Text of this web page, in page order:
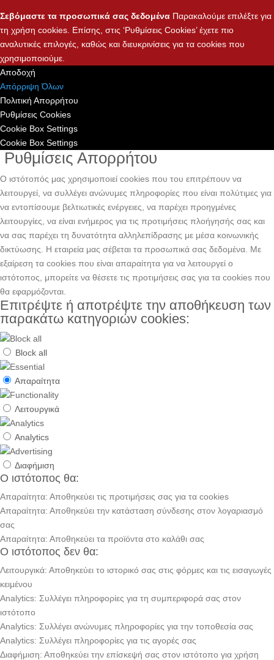
Σεβόμαστε τα προσωπικά σας δεδομένα Παρακαλούμε επιλέξτε για
τη χρήση cookies. Επίσης, στις ‘Ρυθμίσεις Cookies’ έχετε πιο
αναλυτικές επιλογές, καθώς και διευκρινίσεις για τα cookies που
χρησιμοποιούμε.
Αποδοχή
Απόρριψη Όλων
Πολιτική Απορρήτου
Ρυθμίσεις Cookies
Cookie Box Settings
Cookie Box Settings
Ρυθμίσεις Απορρήτου
Ο ιστότοπός μας χρησιμοποιεί cookies που του επιτρέπουν να
λειτουργεί, να συλλέγει ανώνυμες πληροφορίες που είναι πολύτιμες για
να εντοπίσουμε βελτιωτικές ενέργειες, να παρέχει προηγμένες
λειτουργίες, να είναι ενήμερος για τις προτιμήσεις πλοήγησής σας και
να σας παρέχει τη δυνατότητα αλληλεπίδρασης με μέσα κοινωνικής
δικτύωσης. H εταιρεία μας σέβεται τα προσωπικά σας δεδομένα. Με
εξαίρεση τα cookies που είναι απαραίτητα για να λειτουργεί ο
ιστότοπος, μπορείτε να θέσετε τις προτιμήσεις σας για τα cookies που
θα εφαρμόζονται.
Επιτρέψτε ή αποτρέψτε την αποθήκευση των
παρακάτω κατηγοριών cookies:
Block all
Απαραίτητα
Λειτουργικά
Analytics
Διαφήμιση
Ο ιστότοπος θα:
Απαραίτητα: Αποθηκεύει τις προτιμήσεις σας για τα cookies
Απαραίτητα: Αποθηκεύει την κατάσταση σύνδεσης στον λογαριασμό
σας
Απαραίτητα: Αποθηκεύει τα προϊόντα στο καλάθι σας
Ο ιστότοπος δεν θα:
Λειτουργικά: Αποθηκεύει το ιστορικό σας στις φόρμες και τις εισαγωγές
κειμένου
Analytics: Συλλέγει πληροφορίες για τη συμπεριφορά σας στον
ιστότοπο
Analytics: Συλλέγει ανώνυμες πληροφορίες για την τοποθεσία σας
Analytics: Συλλέγει πληροφορίες για τις αγορές σας
Διαφήμιση: Αποθηκεύει την επίσκεψή σας στον ιστότοπο για χρήση